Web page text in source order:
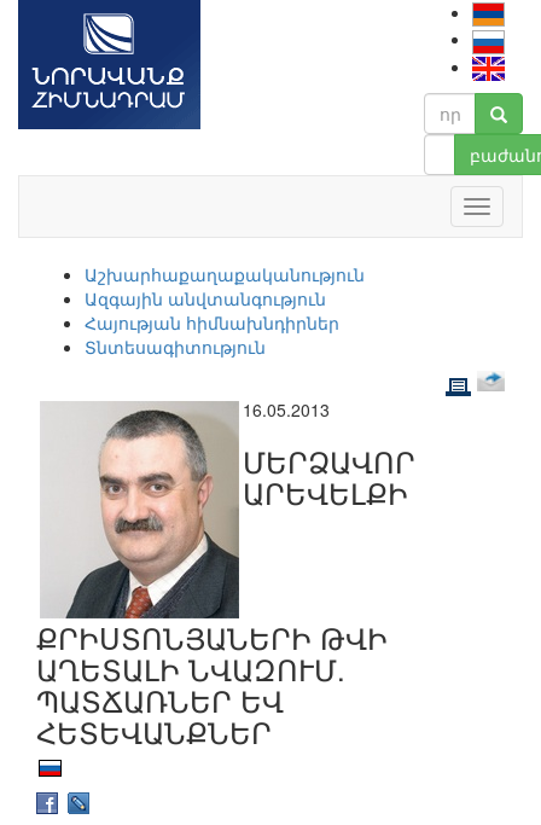
Աշխարհաքաղաքականություն
Ազգային անվտանգություն
Հայության հիմնախնդիրներ
Տնտեսագիտություն
16.05.2013
ՄԵՐՁԱՎՈՐ
ԱՐԵՎԵԼՔԻ
ՔՐԻՍՏՈՆՅԱՆԵՐԻ ԹՎԻ
ԱՂԵՏԱԼԻ ՆՎԱԶՈՒՄ.
ՊԱՏՃԱՌՆԵՐ ԵՎ
ՀԵՏԵՎԱՆՔՆԵՐ